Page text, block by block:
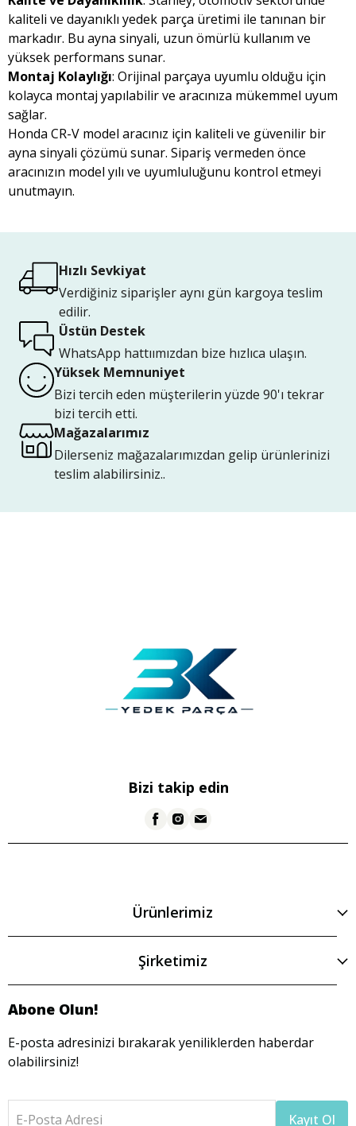
kaliteli ve dayanıklı yedek parça üretimi ile tanınan bir
markadır. Bu ayna sinyali, uzun ömürlü kullanım ve
yüksek performans sunar.
Montaj Kolaylığı: Orijinal parçaya uyumlu olduğu için
kolayca montaj yapılabilir ve aracınıza mükemmel uyum
sağlar.
Honda CR-V model aracınız için kaliteli ve güvenilir bir
ayna sinyali çözümü sunar. Sipariş vermeden önce
aracınızın model yılı ve uyumluluğunu kontrol etmeyi
unutmayın.
Hızlı Sevkiyat
Verdiğiniz siparişler aynı gün kargoya teslim
edilir.
Üstün Destek
WhatsApp hattıımızdan bize hızlıca ulaşın.
Yüksek Memnuniyet
Bizi tercih eden müşterilerin yüzde 90'ı tekrar
bizi tercih etti.
Mağazalarımız
Dilerseniz mağazalarımızdan gelip ürünlerinizi
teslim alabilirsiniz..
Bizi takip edin
Ürünlerimiz
Şirketimiz
Abone Olun!
E-posta adresinizi bırakarak yeniliklerden haberdar
olabilirsiniz!
E-Posta Adresi Kayıt Ol